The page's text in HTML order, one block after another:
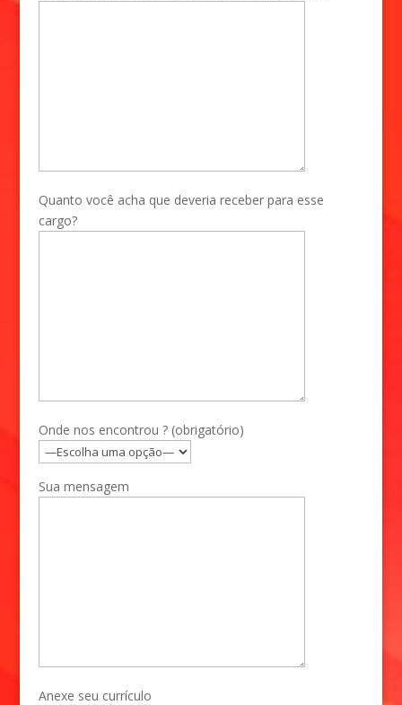
Quanto você acha que deveria receber para esse
cargo?
Onde nos encontrou ? (obrigatório)
Sua mensagem
Anexe seu currículo